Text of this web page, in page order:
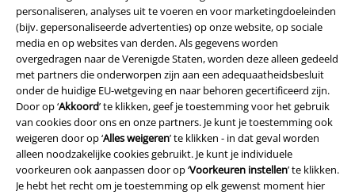
personaliseren, analyses uit te voeren en voor marketingdoeleinden
(bijv. gepersonaliseerde advertenties) op onze website, op sociale
media en op websites van derden. Als gegevens worden
overgedragen naar de Verenigde Staten, worden deze alleen gedeeld
met partners die onderworpen zijn aan een adequaatheidsbesluit
onder de huidige EU-wetgeving en naar behoren gecertificeerd zijn.
Door op ‘Akkoord’ te klikken, geef je toestemming voor het gebruik
van cookies door ons en onze partners. Je kunt je toestemming ook
weigeren door op ‘Alles weigeren’ te klikken - in dat geval worden
alleen noodzakelijke cookies gebruikt. Je kunt je individuele
voorkeuren ook aanpassen door op ‘Voorkeuren instellen’ te klikken.
Je hebt het recht om je toestemming op elk gewenst moment hier
Word lid van onze online community!